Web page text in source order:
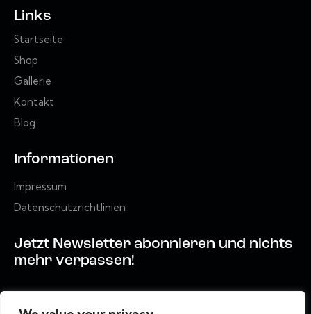
Links
Startseite
Shop
Gallerie
Kontakt
Blog
Informationen
Impressum
Datenschutzrichtlinien
Jetzt Newsletter abonnieren und nichts
mehr verpassen!